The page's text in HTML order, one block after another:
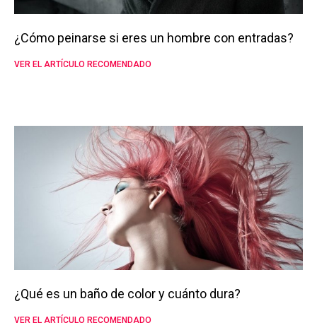
¿Cómo peinarse si eres un hombre con entradas?
VER EL ARTÍCULO RECOMENDADO
¿Qué es un baño de color y cuánto dura?
VER EL ARTÍCULO RECOMENDADO